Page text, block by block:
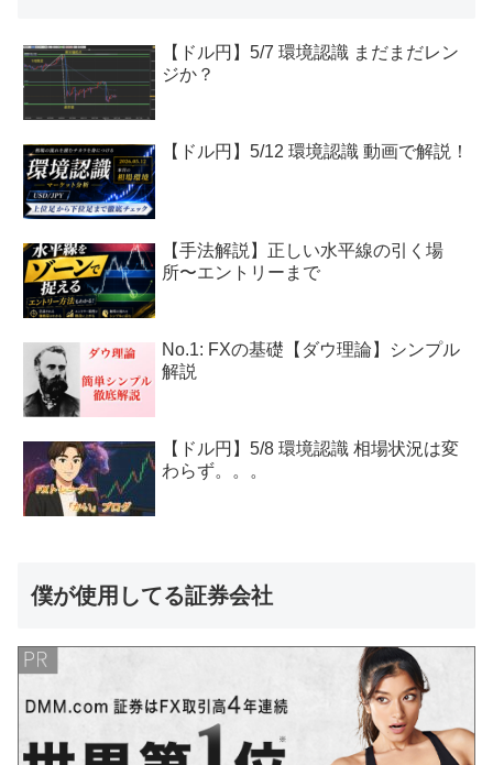
【ドル円】5/7 環境認識 まだまだレン
ジか？
【ドル円】5/12 環境認識 動画で解説！
【手法解説】正しい水平線の引く場
所〜エントリーまで
No.1: FXの基礎【ダウ理論】シンプル
解説
【ドル円】5/8 環境認識 相場状況は変
わらず。。。
僕が使用してる証券会社